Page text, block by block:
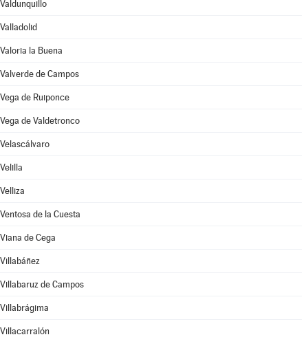
Valdunquillo
Valladolid
Valoria la Buena
Valverde de Campos
Vega de Ruiponce
Vega de Valdetronco
Velascálvaro
Velilla
Velliza
Ventosa de la Cuesta
Viana de Cega
Villabáñez
Villabaruz de Campos
Villabrágima
Villacarralón